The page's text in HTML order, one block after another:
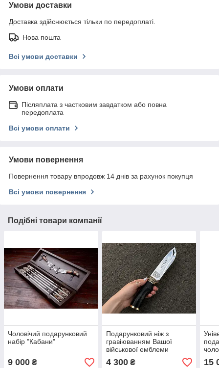
Умови доставки
Доставка здійснюється тільки по передоплаті.
Нова пошта
Всі умови доставки
Умови оплати
Післяплата з частковим завдатком або повна
передоплата
Всі умови оплати
Умови повернення
Повернення товару впродовж 14 днів за рахунок покупця
Всі умови повернення
Подібні товари компанії
Чоловічий подарунковий
набір "Кабани"
9 000 ₴
Подарунковий ніж з
гравіюванням Вашої
військової емблеми
4 300₴ 15